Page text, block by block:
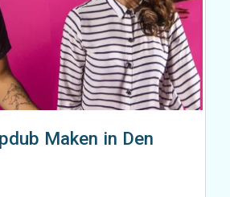
Maken in Den